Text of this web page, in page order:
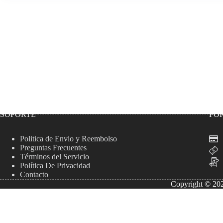
SOPORTE
Politica de Envio y Reembolso
Preguntas Frecuentes
Términos del Servicio
Política De Privacidad
Contacto
Copyright ©